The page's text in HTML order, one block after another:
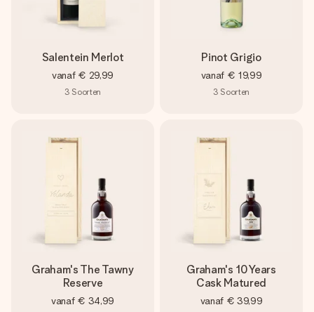
Salentein Merlot
vanaf € 29,99
3 Soorten
Pinot Grigio
vanaf € 19,99
3 Soorten
Graham's The Tawny
Reserve
vanaf € 34,99
Graham's 10 Years
Cask Matured
vanaf € 39,99